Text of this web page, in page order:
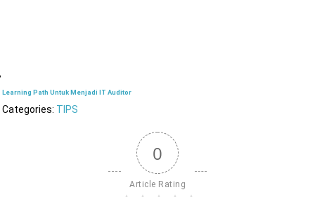
Learning Path Untuk Menjadi IT Auditor
Categories: TIPS
0
Article Rating